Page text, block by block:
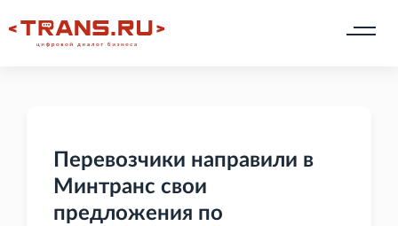
Перевозчики направили в
Минтранс свои
предложения по